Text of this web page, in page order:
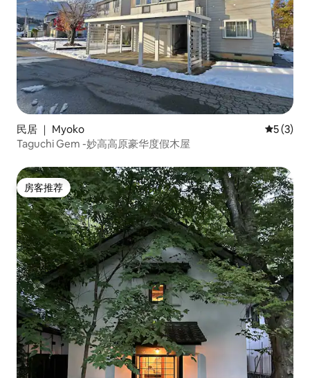
民居 ｜ Myoko 平均评分
5 (3)
Taguchi Gem -妙高高原豪华度假木屋
房客推荐
房客推荐